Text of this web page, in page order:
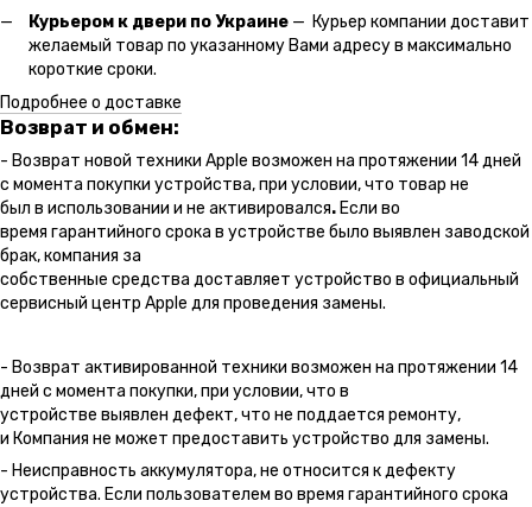
Курьером к двери по Украине — Курьер компании доставит
желаемый товар по указанному Вами адресу в максимально
короткие сроки.
Подробнее о доставке
Возврат и обмен:
- Возврат новой техники Apple возможен на протяжении 14 дней
с момента покупки устройства, при условии, что товар не
был в использовании и не активировался. Если во
время гарантийного срока в устройстве было выявлен заводской
брак, компания за
собственные средства доставляет устройство в официальный
сервисный центр Apple для проведения замены.
- Возврат активированной техники возможен на протяжении 14
дней с момента покупки, при условии, что в
устройстве выявлен дефект, что не поддается ремонту,
и Компания не может предоставить устройство для замены.
- Неисправность аккумулятора, не относится к дефекту
устройства. Если пользователем во время гарантийного срока